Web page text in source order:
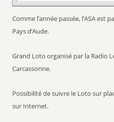
Comme l’année passée, l’ASA est
Pays d’Aude.
Grand Loto organisé par la Radio
Carcassonne.
Possibilité de suivre le Loto sur
sur Internet.